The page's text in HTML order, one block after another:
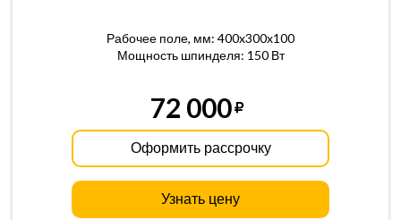
Рабочее поле, мм: 400x300x100
Мощность шпинделя: 150 Вт
72 000
Оформить рассрочку
Узнать цену